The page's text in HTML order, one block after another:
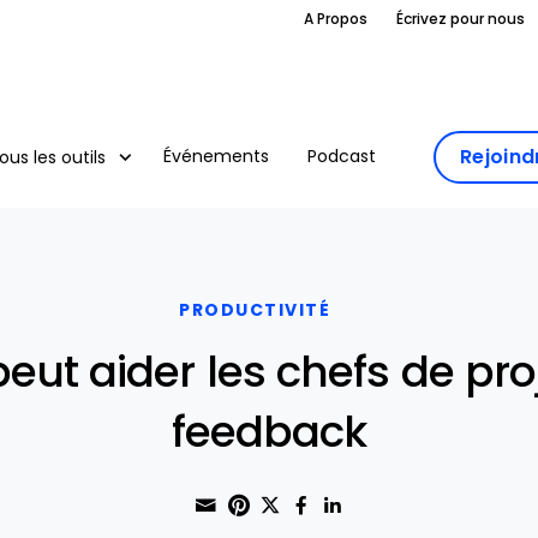
A Propos Écrivez pour nous
les outils Événements Podcast
PRODUCTIVITÉ
aider les chefs de
feedback
Share through Email
Print this page
Share on Pinterest
Share on Twitter
Share on